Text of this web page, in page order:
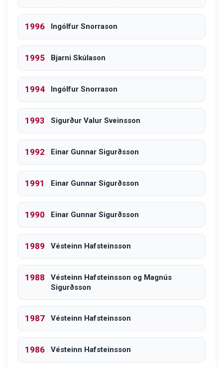
1996 Ingólfur Snorrason
1995 Bjarni Skúlason
1994 Ingólfur Snorrason
1993 Sigurður Valur Sveinsson
1992 Einar Gunnar Sigurðsson
1991 Einar Gunnar Sigurðsson
1990 Einar Gunnar Sigurðsson
1989 Vésteinn Hafsteinsson
1988
Vésteinn Hafsteinsson og Magnús
Sigurðsson
1987 Vésteinn Hafsteinsson
1986 Vésteinn Hafsteinsson